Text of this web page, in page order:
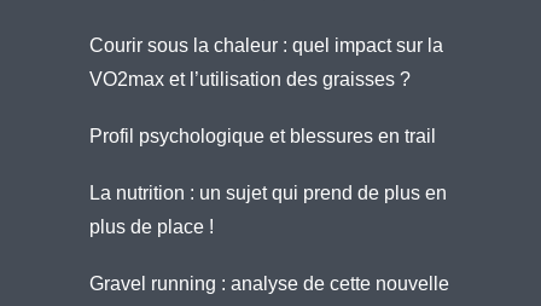
Courir sous la chaleur : quel impact sur la
VO2max et l’utilisation des graisses ?
Profil psychologique et blessures en trail
La nutrition : un sujet qui prend de plus en
plus de place !
Gravel running : analyse de cette nouvelle